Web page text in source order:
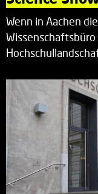
Wenn in Aachen